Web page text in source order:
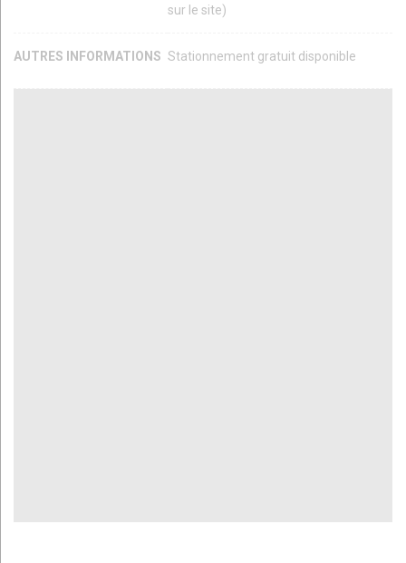
sur le site)
AUTRES INFORMATIONS Stationnement gratuit disponible